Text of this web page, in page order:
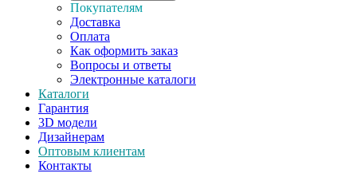
Покупателям
Доставка
Оплата
Как оформить заказ
Вопросы и ответы
Электронные каталоги
Каталоги
Гарантия
3D модели
Дизайнерам
Оптовым клиентам
Контакты